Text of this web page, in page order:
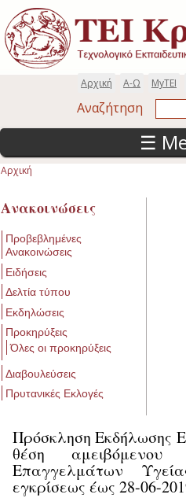
Παράκαμψη προς το κυρίως περιεχόμενο
MyTEI
Α-Ω
Αρχική
Αναζήτηση
☰
Αρχική
Ανακοινώσεις
Προβεβλημένες
Ανακοινώσεις
Ειδήσεις
Δελτία τύπου
Εκδηλώσεις
Προκηρύξεις
Όλες οι προκηρύξεις
Διαβουλεύσεις
Πρυτανικές Εκλογές
Πρόσκληση Εκδήλωσης
θέση
Επαγγελμάτων
εγκρίσεως έως 28-06-